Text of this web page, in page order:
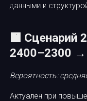
данными и
🟧 Сценарий
2400–2300 →
Вероятность:
Актуален при